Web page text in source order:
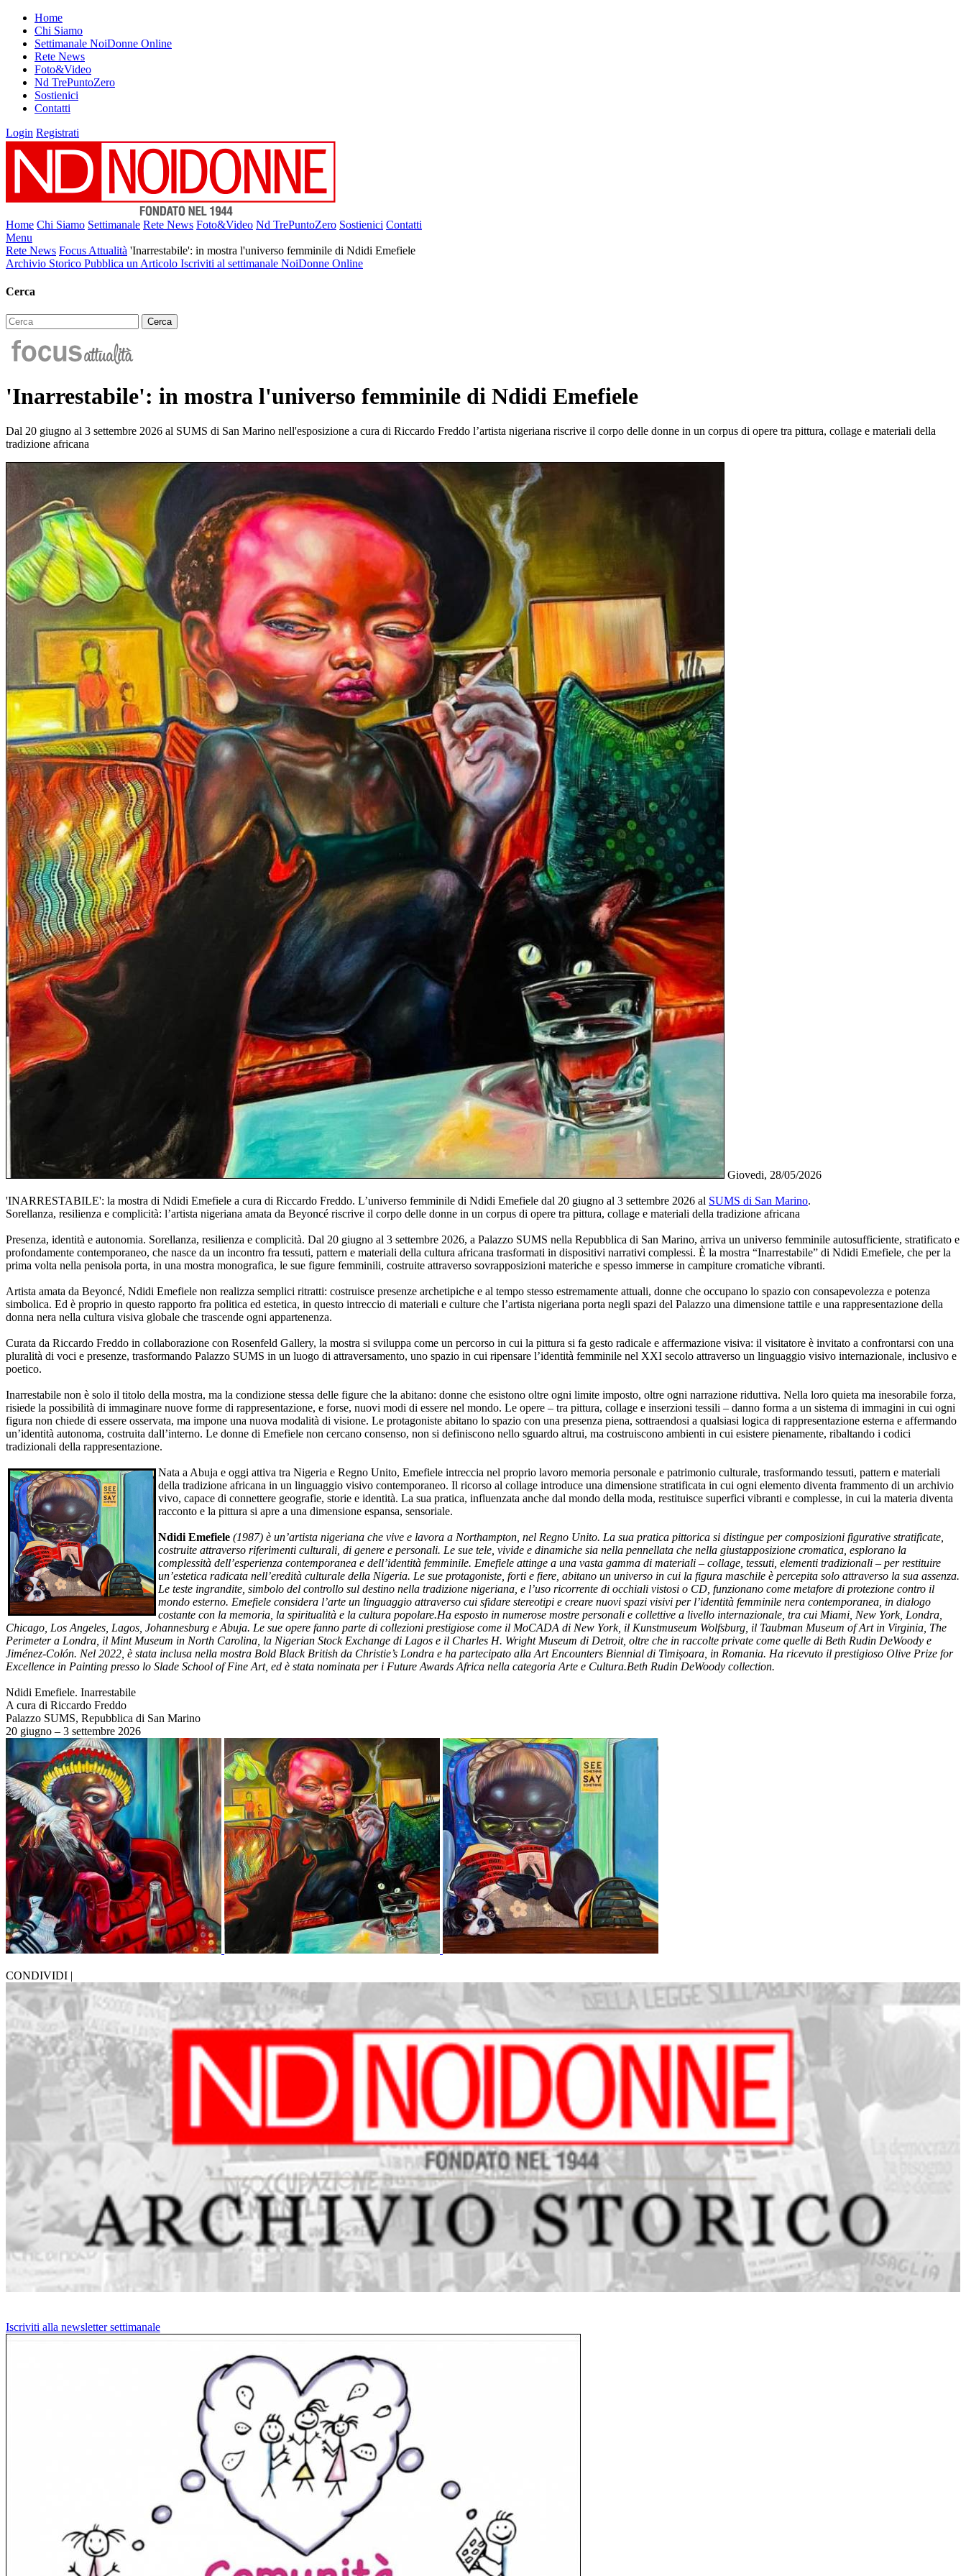
Home
Chi Siamo
Settimanale NoiDonne Online
Rete News
Foto&Video
Nd TrePuntoZero
Sostienici
Contatti
Login Registrati
Home Chi Siamo Settimanale Rete News Foto&Video Nd TrePuntoZero Sostienici Contatti
Menu
Rete News Focus Attualità 'Inarrestabile': in mostra l'universo femminile di Ndidi Emefiele
Archivio Storico Pubblica un Articolo Iscriviti al settimanale NoiDonne Online
Cerca
'Inarrestabile': in mostra l'universo femminile di Ndidi Emefiele
Dal 20 giugno al 3 settembre 2026 al SUMS di San Marino nell'esposizione a cura di Riccardo Freddo l’artista nigeriana riscrive il corpo delle donne in un corpus di opere tra pittura, collage e materiali della
tradizione africana
Giovedi, 28/05/2026
'INARRESTABILE': la mostra di Ndidi Emefiele a cura di Riccardo Freddo. L’universo femminile di Ndidi Emefiele dal 20 giugno al 3 settembre 2026 al SUMS di San Marino.
Sorellanza, resilienza e complicità: l’artista nigeriana amata da Beyoncé riscrive il corpo delle donne in un corpus di opere tra pittura, collage e materiali della tradizione africana
Presenza, identità e autonomia. Sorellanza, resilienza e complicità. Dal 20 giugno al 3 settembre 2026, a Palazzo SUMS nella Repubblica di San Marino, arriva un universo femminile autosufficiente, stratificato e
profondamente contemporaneo, che nasce da un incontro fra tessuti, pattern e materiali della cultura africana trasformati in dispositivi narrativi complessi. È la mostra “Inarrestabile” di Ndidi Emefiele, che per la
prima volta nella penisola porta, in una mostra monografica, le sue figure femminili, costruite attraverso sovrapposizioni materiche e spesso immerse in campiture cromatiche vibranti.
Artista amata da Beyoncé, Ndidi Emefiele non realizza semplici ritratti: costruisce presenze archetipiche e al tempo stesso estremamente attuali, donne che occupano lo spazio con consapevolezza e potenza
simbolica. Ed è proprio in questo rapporto fra politica ed estetica, in questo intreccio di materiali e culture che l’artista nigeriana porta negli spazi del Palazzo una dimensione tattile e una rappresentazione della
donna nera nella cultura visiva globale che trascende ogni appartenenza.
Curata da Riccardo Freddo in collaborazione con Rosenfeld Gallery, la mostra si sviluppa come un percorso in cui la pittura si fa gesto radicale e affermazione visiva: il visitatore è invitato a confrontarsi con una
pluralità di voci e presenze, trasformando Palazzo SUMS in un luogo di attraversamento, uno spazio in cui ripensare l’identità femminile nel XXI secolo attraverso un linguaggio visivo internazionale, inclusivo e
poetico.
Inarrestabile non è solo il titolo della mostra, ma la condizione stessa delle figure che la abitano: donne che esistono oltre ogni limite imposto, oltre ogni narrazione riduttiva. Nella loro quieta ma inesorabile forza,
risiede la possibilità di immaginare nuove forme di rappresentazione, e forse, nuovi modi di essere nel mondo. Le opere – tra pittura, collage e inserzioni tessili – danno forma a un sistema di immagini in cui ogni
figura non chiede di essere osservata, ma impone una nuova modalità di visione. Le protagoniste abitano lo spazio con una presenza piena, sottraendosi a qualsiasi logica di rappresentazione esterna e affermando
un’identità autonoma, costruita dall’interno. Le donne di Emefiele non cercano consenso, non si definiscono nello sguardo altrui, ma costruiscono ambienti in cui esistere pienamente, ribaltando i codici
tradizionali della rappresentazione.
Nata a Abuja e oggi attiva tra Nigeria e Regno Unito, Emefiele intreccia nel proprio lavoro memoria personale e patrimonio culturale, trasformando tessuti, pattern e materiali
della tradizione africana in un linguaggio visivo contemporaneo. Il ricorso al collage introduce una dimensione stratificata in cui ogni elemento diventa frammento di un archivio
vivo, capace di connettere geografie, storie e identità. La sua pratica, influenzata anche dal mondo della moda, restituisce superfici vibranti e complesse, in cui la materia diventa
racconto e la pittura si apre a una dimensione espansa, sensoriale.
Ndidi Emefiele (1987) è un’artista nigeriana che vive e lavora a Northampton, nel Regno Unito. La sua pratica pittorica si distingue per composizioni figurative stratificate,
costruite attraverso riferimenti culturali, di genere e personali. Le sue tele, vivide e dinamiche sia nella pennellata che nella giustapposizione cromatica, esplorano la
complessità dell’esperienza contemporanea e dell’identità femminile. Emefiele attinge a una vasta gamma di materiali – collage, tessuti, elementi tradizionali – per restituire
un’estetica radicata nell’eredità culturale della Nigeria. Le sue protagoniste, forti e fiere, abitano un universo in cui la figura maschile è percepita solo attraverso la sua assenza.
Le teste ingrandite, simbolo del controllo sul destino nella tradizione nigeriana, e l’uso ricorrente di occhiali vistosi o CD, funzionano come metafore di protezione contro il
mondo esterno. Emefiele considera l’arte un linguaggio attraverso cui sfidare stereotipi e creare nuovi spazi visivi per l’identità femminile nera contemporanea, in dialogo
costante con la memoria, la spiritualità e la cultura popolare.Ha esposto in numerose mostre personali e collettive a livello internazionale, tra cui Miami, New York, Londra,
Chicago, Los Angeles, Lagos, Johannesburg e Abuja. Le sue opere fanno parte di collezioni prestigiose come il MoCADA di New York, il Kunstmuseum Wolfsburg, il Taubman Museum of Art in Virginia, The
Perimeter a Londra, il Mint Museum in North Carolina, la Nigerian Stock Exchange di Lagos e il Charles H. Wright Museum di Detroit, oltre che in raccolte private come quelle di Beth Rudin DeWoody e
Jiménez-Colón. Nel 2022, è stata inclusa nella mostra Bold Black British da Christie’s Londra e ha partecipato alla Art Encounters Biennial di Timișoara, in Romania. Ha ricevuto il prestigioso Olive Prize for
Excellence in Painting presso lo Slade School of Fine Art, ed è stata nominata per i Future Awards Africa nella categoria Arte e Cultura.Beth Rudin DeWoody collection.
Ndidi Emefiele. Inarrestabile
A cura di Riccardo Freddo
Palazzo SUMS, Repubblica di San Marino
20 giugno – 3 settembre 2026
CONDIVIDI |
Iscriviti alla newsletter settimanale